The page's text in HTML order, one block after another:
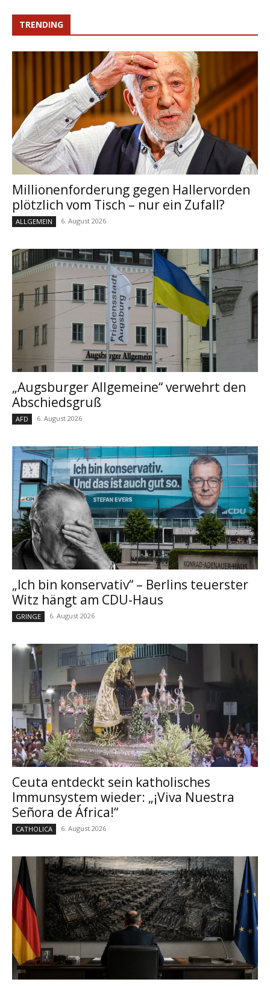
TRENDING
Millionenforderung gegen Hallervorden
plötzlich vom Tisch – nur ein Zufall?
ALLGEMEIN 6. August 2026
„Augsburger Allgemeine“ verwehrt den
Abschiedsgruß
AFD 6. August 2026
„Ich bin konservativ“ – Berlins teuerster
Witz hängt am CDU-Haus
GRINGE 6. August 2026
Ceuta entdeckt sein katholisches
Immunsystem wieder: „¡Viva Nuestra
Señora de África!“
CATHOLICA 6. August 2026